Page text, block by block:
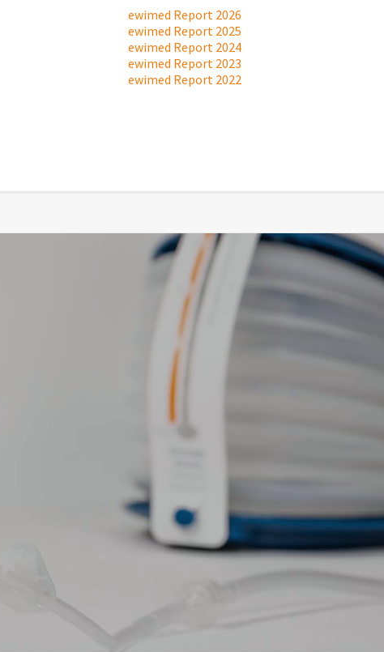
ewimed Report 2026
ewimed Report 2025
ewimed Report 2024
ewimed Report 2023
ewimed Report 2022